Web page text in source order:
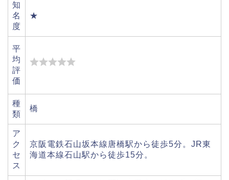
知
名
度
★
平
均
評
価
種
類
橋
ア
ク
セ
ス
京阪電鉄石山坂本線唐橋駅から徒歩5分。JR東
海道本線石山駅から徒歩15分。